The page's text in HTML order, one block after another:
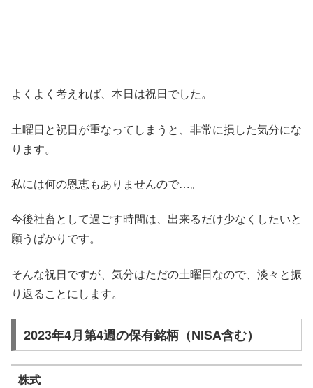
よくよく考えれば、本日は祝日でした。
土曜日と祝日が重なってしまうと、非常に損した気分にな
ります。
私には何の恩恵もありませんので…。
今後社畜として過ごす時間は、出来るだけ少なくしたいと
願うばかりです。
そんな祝日ですが、気分はただの土曜日なので、淡々と振
り返ることにします。
2023年4月第4週の保有銘柄（NISA含む）
株式